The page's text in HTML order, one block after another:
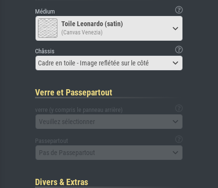
Médium
Toile Leonardo (satin)
(Canvas Venezia)
Châssis
Cadre en toile - Image reflétée sur le côté
Verre et Passepartout
verre (y compris le panneau arrière)
Veuillez sélectionner
Passepartout
Pas de Passepartout
Divers & Extras